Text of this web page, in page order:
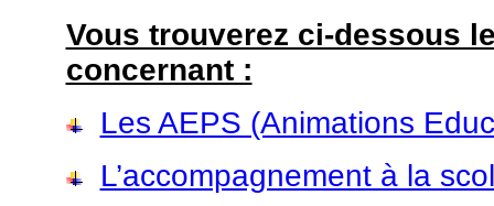
Vous trouverez ci-dessous
concernant :
Les AEPS (Animations
L’accompagnement à la